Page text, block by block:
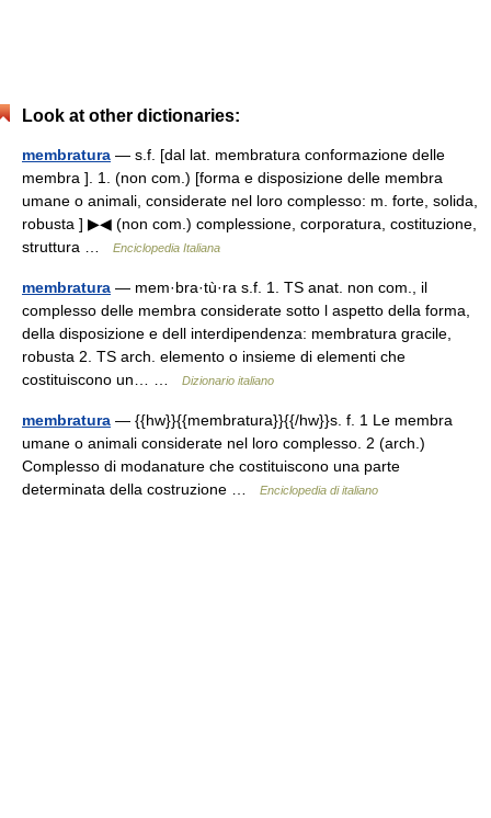
Look at other dictionaries:
membratura — s.f. [dal lat. membratura conformazione delle
membra ]. 1. (non com.) [forma e disposizione delle membra
umane o animali, considerate nel loro complesso: m. forte, solida,
robusta ] ▶◀ (non com.) complessione, corporatura, costituzione,
struttura …
Enciclopedia Italiana
membratura — mem·bra·tù·ra s.f. 1. TS anat. non com., il
complesso delle membra considerate sotto l aspetto della forma,
della disposizione e dell interdipendenza: membratura gracile,
robusta 2. TS arch. elemento o insieme di elementi che
costituiscono un… …
Dizionario italiano
membratura — {{hw}}{{membratura}}{{/hw}}s. f. 1 Le membra
umane o animali considerate nel loro complesso. 2 (arch.)
Complesso di modanature che costituiscono una parte
determinata della costruzione …
Enciclopedia di italiano